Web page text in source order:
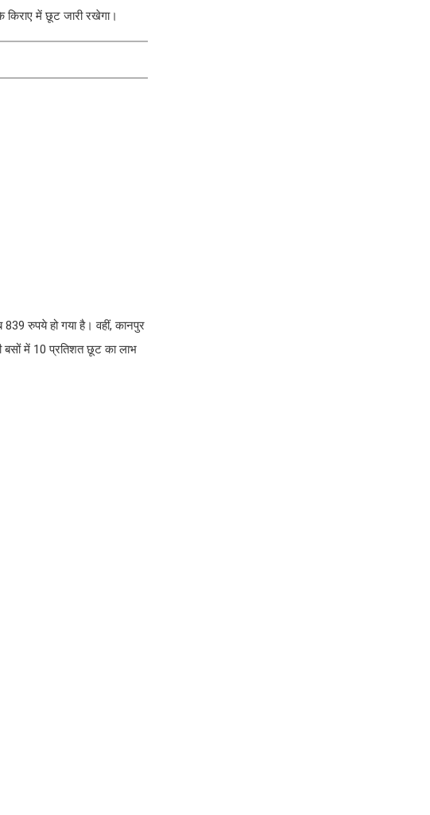
किराए में छूट जारी रखेगा।
रुपये हो गया है। वहीं, कानपुर
बसों में 10 प्रतिशत छूट का लाभ